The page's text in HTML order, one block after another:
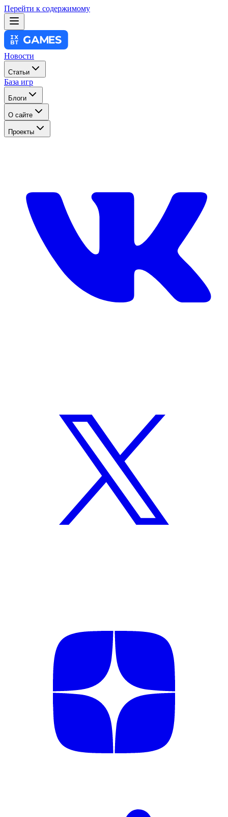
Перейти к содержимому
Новости
Статьи
База игр
Блоги
О сайте
Проекты